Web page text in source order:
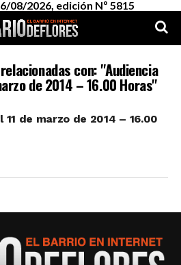
08/2026, edición Nº 5815
con: "Audiencia
de 2014 – 16.00 Horas"
de marzo de 2014 – 16.00